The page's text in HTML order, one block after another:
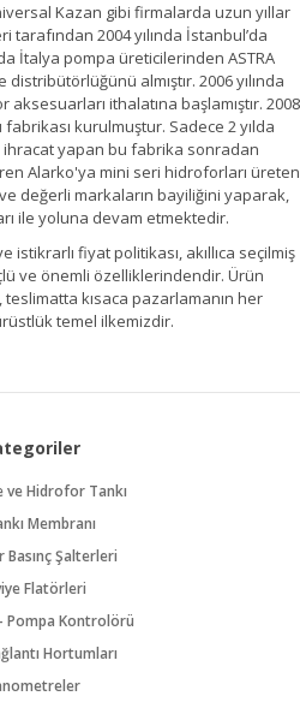
Kazan gibi firmalarda uzun yıllar
tarafından 2004 yılında İstanbul’da
İtalya pompa üreticilerinden ASTRA
distribütörlüğünü almıştır. 2006 yılında
ithalatına başlamıştır. 2008
fabrikası kurulmuştur. Sadece 2 yılda
ihracat yapan bu fabrika sonradan
Alarko'ya mini seri hidroforları üreten
değerli markaların bayiliğini yaparak,
ile yoluna devam etmektedir.
istikrarlı fiyat politikası, akıllıca seçilmiş
ve önemli özelliklerindendir. Ürün
kısaca pazarlamanın her
temel ilkemizdir.
ve Hidrofor Tankı
Membranı
Şalterleri
Flatörleri
Pompa Kontrolörü
Hortumları